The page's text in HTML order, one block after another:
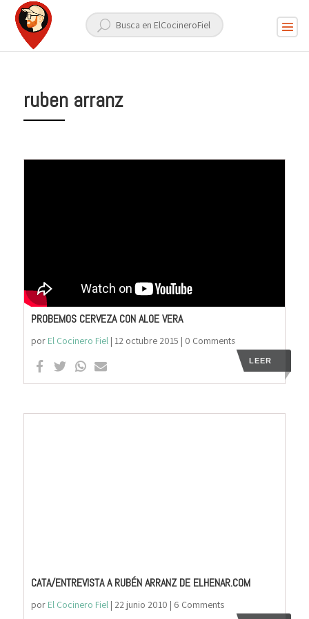
ruben arranz
PROBEMOS CERVEZA CON ALOE VERA
por El Cocinero Fiel| 12 octubre 2015 | 0 Comments
LEER
CATA/ENTREVISTA A RUBÉN ARRANZ DE ELHENAR.COM
por El Cocinero Fiel| 22 junio 2010 | 6 Comments